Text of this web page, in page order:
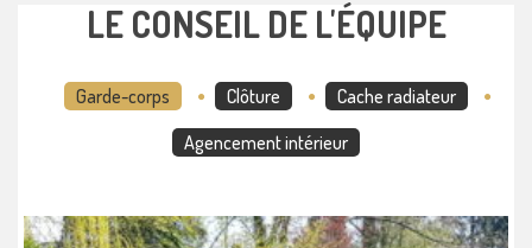
LE CONSEIL DE L'ÉQUIPE
Garde-corps Clôture
Cache radiateur
Agencement intérieur